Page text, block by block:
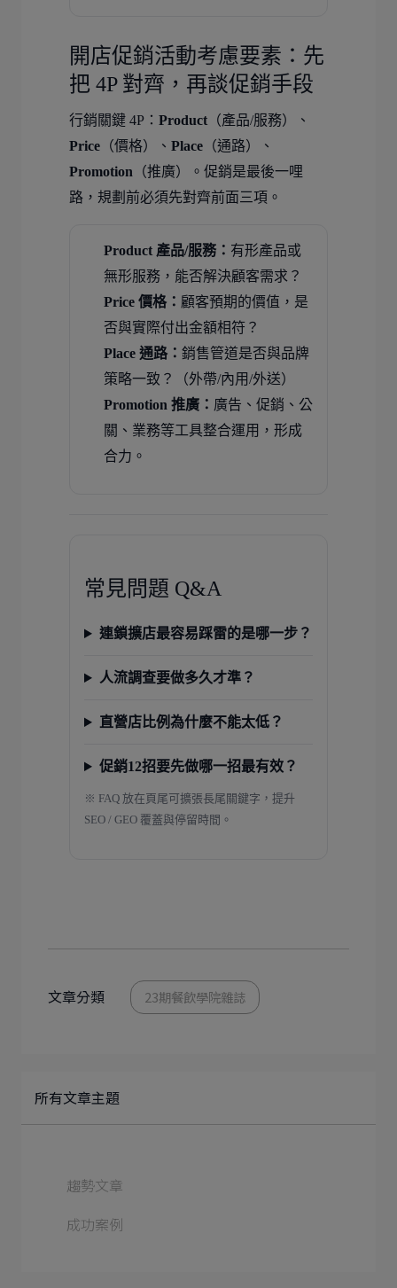
開店促銷活動考慮要素：先
把 4P 對齊，再談促銷手段
行銷關鍵 4P： Product （產品/服務）、
Price （價格）、 Place （通路）、
Promotion （推廣）。促銷是最後一哩
路，規劃前必須先對齊前面三項。
Product 產品/服務： 有形產品或
無形服務，能否解決顧客需求？
Price 價格： 顧客預期的價值，是
否與實際付出金額相符？
Place 通路： 銷售管道是否與品牌
策略一致？（外帶/內用/外送）
Promotion 推廣： 廣告、促銷、公
關、業務等工具整合運用，形成
合力。
常見問題 Q&A
連鎖擴店最容易踩雷的是哪一步？
人流調查要做多久才準？
直營店比例為什麼不能太低？
促銷12招要先做哪一招最有效？
※ FAQ 放在頁尾可擴張長尾關鍵字，提升
SEO / GEO 覆蓋與停留時間。
文章分類 23期餐飲學院雜誌
所有文章主題
趨勢文章
成功案例